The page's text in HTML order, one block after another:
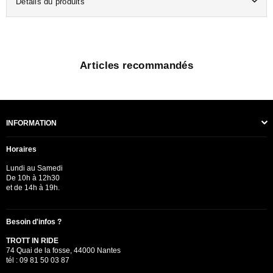
Articles recommandés
INFORMATION
Horaires
Lundi au Samedi
De 10h à 12h30
et de 14h à 19h.
Besoin d'infos ?
TROTT IN RIDE
74 Quai de la fosse, 44000 Nantes
tél : 09 81 50 03 87